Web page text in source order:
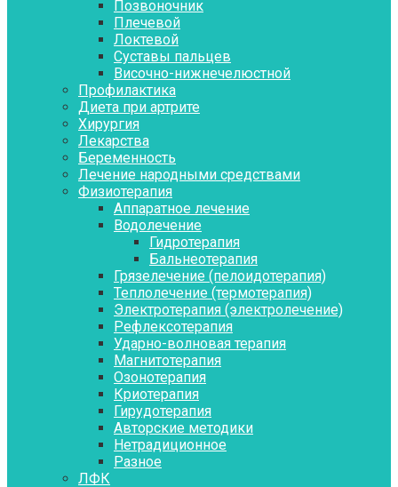
Позвоночник
Плечевой
Локтевой
Суставы пальцев
Височно-нижнечелюстной
Профилактика
Диета при артрите
Хирургия
Лекарства
Беременность
Лечение народными средствами
Физиотерапия
Аппаратное лечение
Водолечение
Гидротерапия
Бальнеотерапия
Грязелечение (пелоидотерапия)
Теплолечение (термотерапия)
Электротерапия (электролечение)
Рефлексотерапия
Ударно-волновая терапия
Магнитотерапия
Озонотерапия
Криотерапия
Гирудотерапия
Авторские методики
Нетрадиционное
Разное
ЛФК